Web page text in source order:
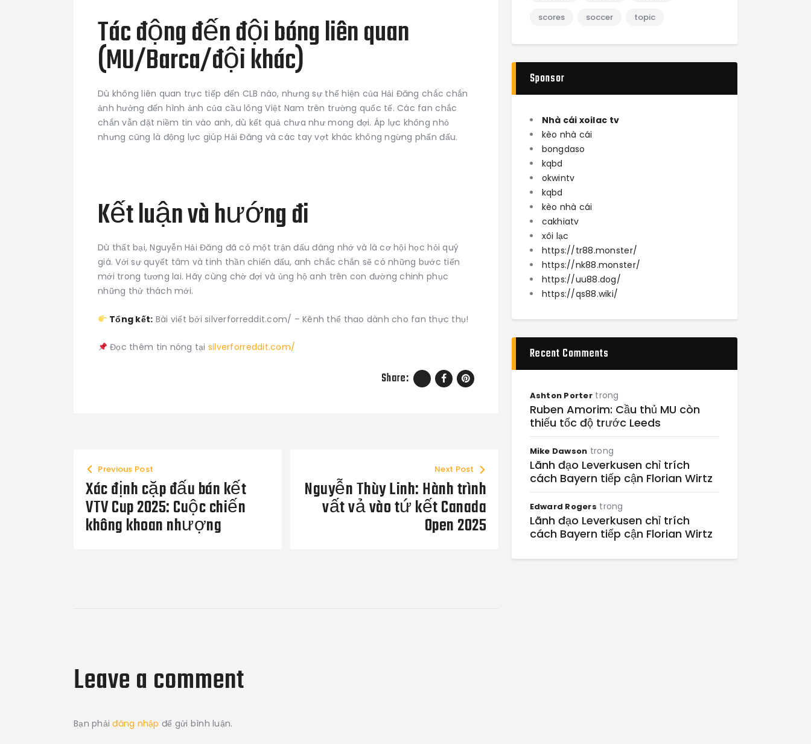
Tác động đến đội bóng liên quan
(MU/Barca/đội khác)
Dù không liên quan trực tiếp đến CLB nào, nhưng sự thể hiện của Hải Đăng chắc chắn
ảnh hưởng đến hình ảnh của cầu lông Việt Nam trên trường quốc tế. Các fan chắc
chắn vẫn đặt niềm tin vào anh, dù kết quả chưa như mong đợi. Áp lực không nhỏ
nhưng cũng là động lực giúp Hải Đăng và các tay vợt khác không ngừng phấn đấu.
Kết luận và hướng đi
Dù thất bại, Nguyễn Hải Đăng đã có một trận đấu đáng nhớ và là cơ hội học hỏi quý
giá. Với sự quyết tâm và tinh thần chiến đấu, anh chắc chắn sẽ có những bước tiến
mới trong tương lai. Hãy cùng chờ đợi và ủng hộ anh trên con đường chinh phục
những thử thách mới.
Tổng kết: Bài viết bởi silverforreddit.com/ – Kênh thể thao dành cho fan thực thụ!
Đọc thêm tin nóng tại silverforreddit.com/
Share:
Điều
hướng
bài
viết
Previous Post
Xác định cặp đấu bán kết
VTV Cup 2025: Cuộc chiến
không khoan nhượng
Next Post
Nguyễn Thùy Linh: Hành trình
vất vả vào tứ kết Canada
Open 2025
Leave a comment
Bạn phảiđăng nhập để gửi bình luận.
scores soccer topic
Sponsor
Nhà cái xoilac tv
kèo nhà cái
bongdaso
kqbd
okwintv
kqbd
kèo nhà cái
cakhiatv
xôi lạc
https://tr88.monster/
https://nk88.monster/
https://uu88.dog/
https://qs88.wiki/
Recent Comments
Ashton Portertrong
Ruben Amorim: Cầu thủ MU còn
thiếu tốc độ trước Leeds
Mike Dawson trong
Lãnh đạo Leverkusen chỉ trích
cách Bayern tiếp cận Florian Wirtz
Edward Rogers trong
Lãnh đạo Leverkusen chỉ trích
cách Bayern tiếp cận Florian Wirtz